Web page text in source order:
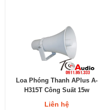
Loa Phóng Thanh APlus A-
H315T Công Suất 15w
Liên hệ